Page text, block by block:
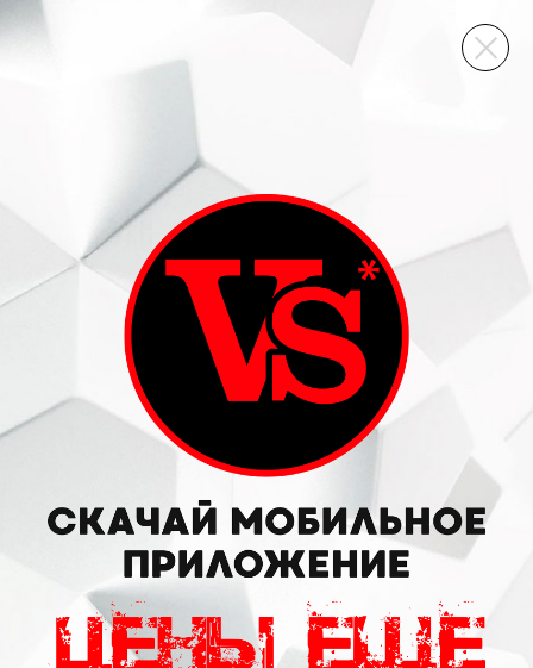
ВИННЫЙ СКЛАД